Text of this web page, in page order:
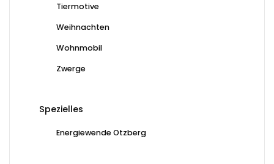
Tiermotive
Weihnachten
Wohnmobil
Zwerge
Spezielles
Energiewende Otzberg